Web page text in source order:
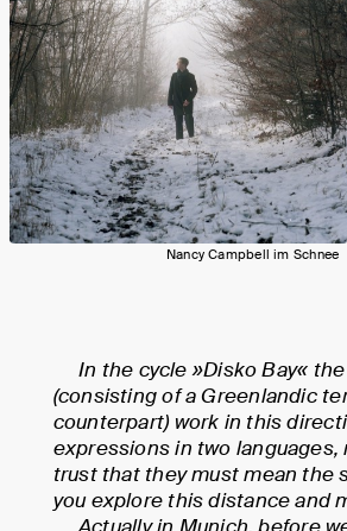
Nancy Campbell im Schnee
In the cycle »Disko Bay«
(consisting of a Greenlandic
counterpart) work in this
expressions in two
trust that they must mean the
you explore this distance and